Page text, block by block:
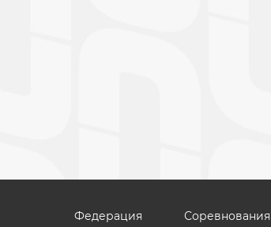
Федерация Соревнования